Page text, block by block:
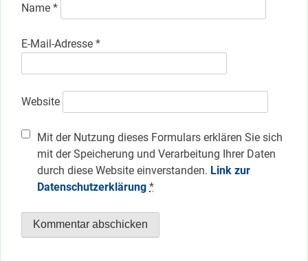
Name *
E-Mail-Adresse *
Website
Mit der Nutzung dieses Formulars erklären Sie sich
mit der Speicherung und Verarbeitung Ihrer Daten
durch diese Website einverstanden. Link zur
Datenschutzerklärung *